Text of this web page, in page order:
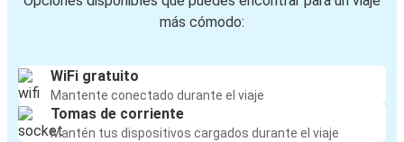
más cómodo:
WiFi gratuito
Mantente conectado durante el viaje
Tomas de corriente
Mantén tus dispositivos cargados durante el viaje